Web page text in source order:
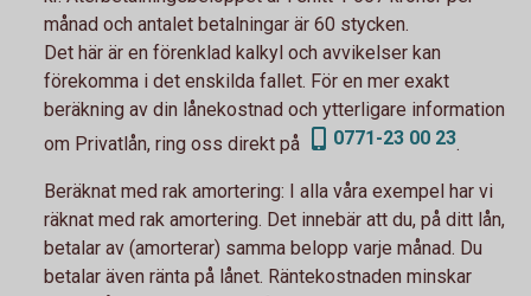
månad och antalet betalningar är 60 stycken.
Det här är en förenklad kalkyl och avvikelser kan
förekomma i det enskilda fallet. För en mer exakt
beräkning av din lånekostnad och ytterligare information
om Privatlån, ring oss direkt på
0771-23 00 23.
Beräknat med rak amortering: I alla våra exempel har vi
räknat med rak amortering. Det innebär att du, på ditt lån,
betalar av (amorterar) samma belopp varje månad. Du
betalar även ränta på lånet. Räntekostnaden minskar